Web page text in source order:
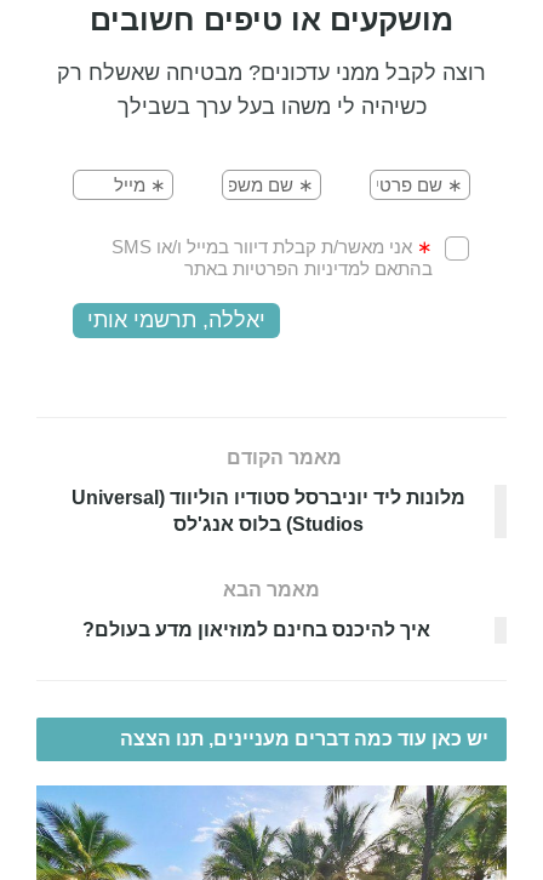
מושקעים או טיפים חשובים
רוצה לקבל ממני עדכונים? מבטיחה שאשלח רק
כשיהיה לי משהו בעל ערך בשבילך
מאמר הקודם
מלונות ליד יוניברסל סטודיו הוליווד (Universal
Studios) בלוס אנג'לס
מאמר הבא
איך להיכנס בחינם למוזיאון מדע בעולם?
יש כאן עוד כמה דברים מעניינים, תנו הצצה